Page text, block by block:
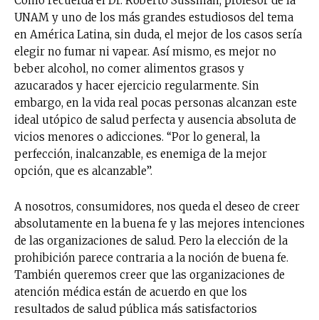
tobacco harm reduction in your email.
SUBSCRIBIRSE
UNAM y uno de los más grandes estudiosos del tema
en América Latina, sin duda, el mejor de los casos sería
elegir no fumar ni vapear. Así mismo, es mejor no
beber alcohol, no comer alimentos grasos y
azucarados y hacer ejercicio regularmente. Sin
embargo, en la vida real pocas personas alcanzan este
ideal utópico de salud perfecta y ausencia absoluta de
vicios menores o adicciones. “Por lo general, la
perfección, inalcanzable, es enemiga de la mejor
opción, que es alcanzable”.
A nosotros, consumidores, nos queda el deseo de creer
absolutamente en la buena fe y las mejores intenciones
de las organizaciones de salud. Pero la elección de la
prohibición parece contraria a la noción de buena fe.
También queremos creer que las organizaciones de
atención médica están de acuerdo en que los
resultados de salud pública más satisfactorios